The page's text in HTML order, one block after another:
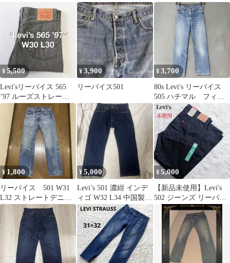
ストレート
インチ
¥5,500
Levi'sリーバイス 565
’97 ルーズストレート
ブラックW30L30
¥3,900
リーバイス501
¥3,700
80s Levi's リーバイス
505 ハチマル フィリ
ピン製 デニム
¥ 1,800
リーバイス 501 W31
L32 ストレートデニム
ジーンズ
¥5,000
Levi’s 501 濃紺 インデ
ィゴ W32 L34 中国製
ボタン裏3496
¥5,000
【新品未使用】Levi's
502 ジーンズ リーバイ
ス W38 L30